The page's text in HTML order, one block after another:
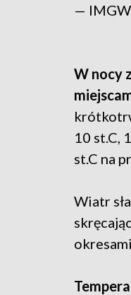
—
W nocy
10 st.C,
st.C na
Wiatr